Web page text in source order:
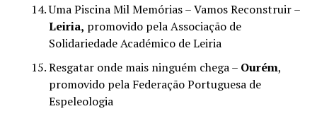
Uma Piscina Mil Memórias – Vamos Reconstruir –
Leiria, promovido pela Associação de
Solidariedade Académico de Leiria
Resgatar onde mais ninguém chega – Ourém,
promovido pela Federação Portuguesa de
Espeleologia